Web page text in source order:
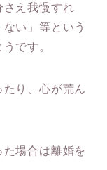
さえ我慢すれ
い」等という
です。
り、心が荒ん
場合は離婚を